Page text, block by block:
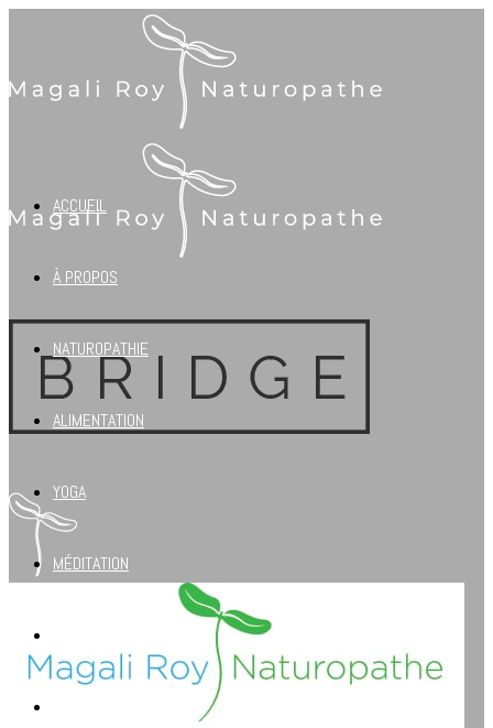
ACCUEIL
À PROPOS
NATUROPATHIE
ALIMENTATION
YOGA
MÉDITATION